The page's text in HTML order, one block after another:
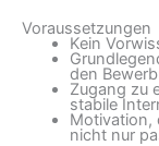
Voraussetzungen
Kein
den
Zugang zu
stabile
Motivation,
nicht nur